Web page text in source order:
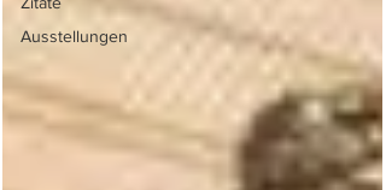
Ausstellungen